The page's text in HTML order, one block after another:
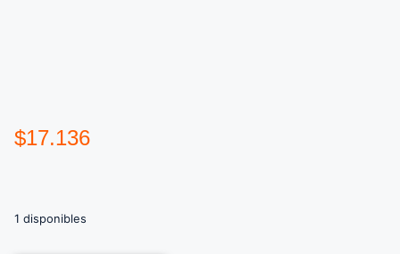
$17.136
1 disponibles